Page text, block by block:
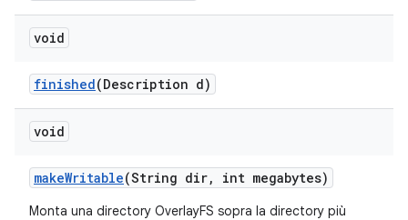
void
finished(Description d)
void
makeWritable(String dir, int megabytes)
Monta una directory OverlayFS sopra la directory più